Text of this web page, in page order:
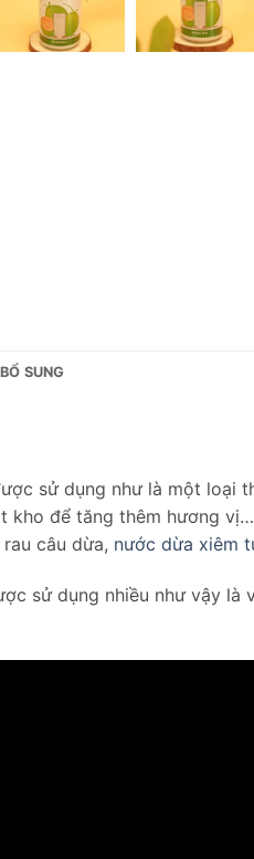
SUNG
sử dụng như là một loại
kho để tăng thêm hương
câu dừa, nước dừa xiêm
sử dụng nhiều như vậy